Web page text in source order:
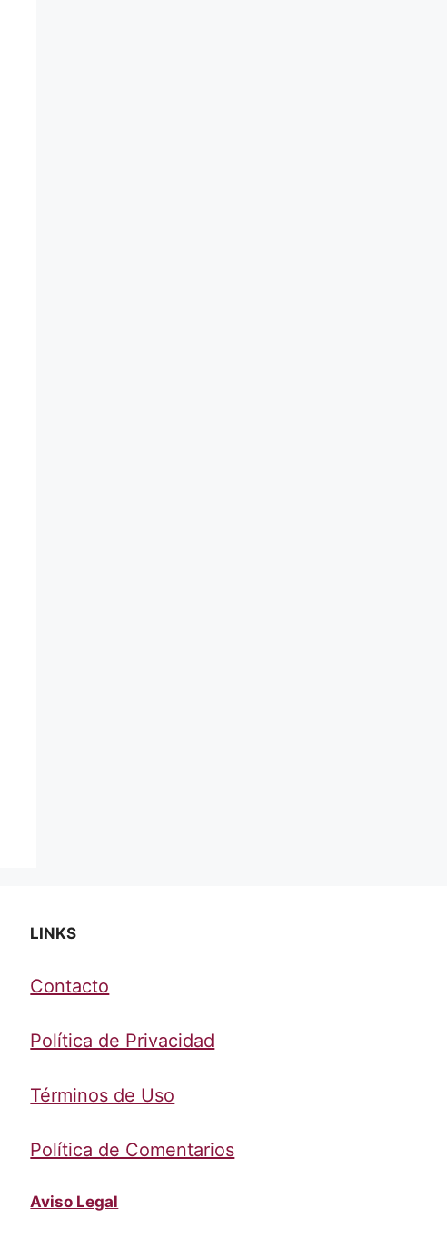
LINKS
Contacto
Política de Privacidad
Términos de Uso
Política de Comentarios
Aviso Legal